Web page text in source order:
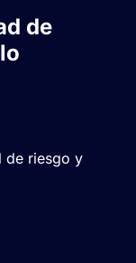
de
de riesgo y